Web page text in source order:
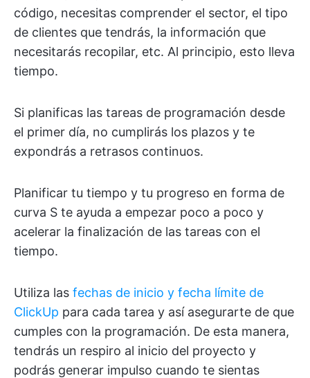
código, necesitas comprender el sector, el tipo
de clientes que tendrás, la información que
necesitarás recopilar, etc. Al principio, esto lleva
tiempo.
Si planificas las tareas de programación desde
el primer día, no cumplirás los plazos y te
expondrás a retrasos continuos.
Planificar tu tiempo y tu progreso en forma de
curva S te ayuda a empezar poco a poco y
acelerar la finalización de las tareas con el
tiempo.
Utiliza las fechas de inicio y fecha límite de
ClickUp para cada tarea y así asegurarte de que
cumples con la programación. De esta manera,
tendrás un respiro al inicio del proyecto y
podrás generar impulso cuando te sientas